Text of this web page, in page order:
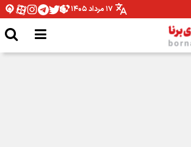
۱۷ مرداد ۱۴۰۵